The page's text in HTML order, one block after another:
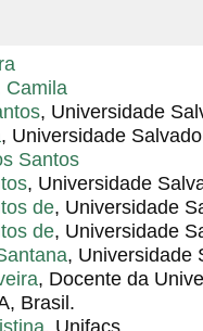
Camila
, Universidade
, Universidade
Santos
, Universidade
de, Universidade
de, Universidade
, Universidade
, Docente da
Brasil.
, Unifacs